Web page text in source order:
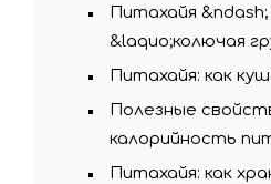
Питахайя
&laquo;колючая
Питахайя: как
Полезные
калорийность
Питахайя: как